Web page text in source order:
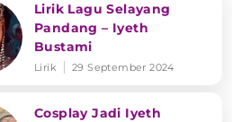
Lirik Lagu Selayang
Pandang – Iyeth
Bustami
Lirik 29 September 2024
Cosplay Jadi Iyeth